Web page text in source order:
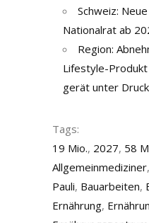
Schweiz:
Nationalrat ab
Region:
Lifestyle-Produkt
gerät unter Druck
Tags:
19 Mio., 2027, 58
Allgemeinmediziner,
Pauli, Bauarbeiten,
Ernährung,